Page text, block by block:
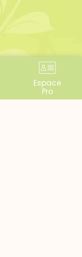
Espace
Pro